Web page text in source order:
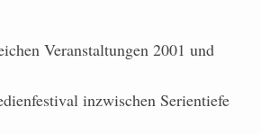
Veranstaltungen 2001 und
inzwischen Serientiefe